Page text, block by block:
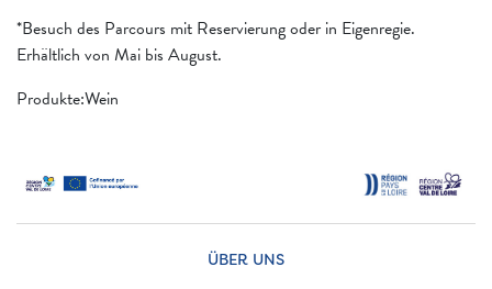
*Besuch des Parcours mit Reservierung oder in Eigenregie.
Erhältlich von Mai bis August.
Produkte:Wein
ÜBER UNS